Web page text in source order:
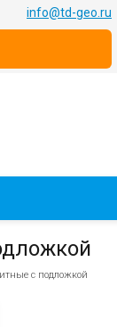
info@td-geo.ru
с подложкой